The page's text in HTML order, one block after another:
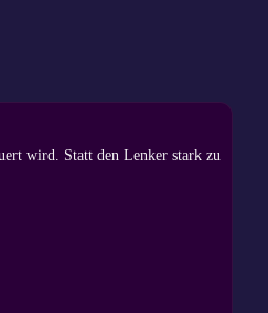
wird. Statt den Lenker stark zu